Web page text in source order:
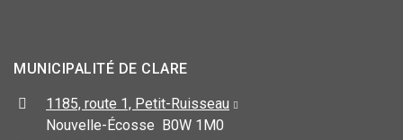
MUNICIPALITÉ DE CLARE
1185, route 1, Petit-Ruisseau
Nouvelle-Écosse B0W 1M0